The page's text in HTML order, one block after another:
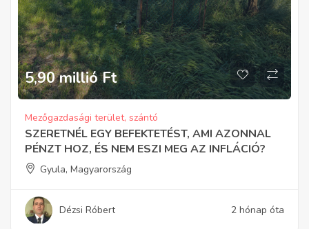
5,90 millió Ft
Mezőgazdasági terület, szántó
SZERETNÉL EGY BEFEKTETÉST, AMI AZONNAL
PÉNZT HOZ, ÉS NEM ESZI MEG AZ INFLÁCIÓ?
Gyula, Magyarország
Dézsi Róbert 2 hónap óta